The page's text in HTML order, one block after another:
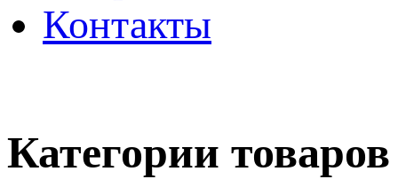
Контакты
Категории товаров